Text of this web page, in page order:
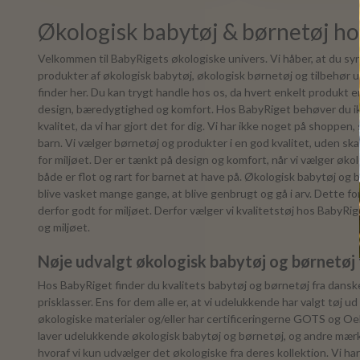
Økologisk babytøj & børnetøj
Velkommen til BabyRigets økologiske univers. Vi håber, at du
produkter af økologisk babytøj, økologisk børnetøj og tilbehør
finder her. Du kan trygt handle hos os, da hvert enkelt produkt
design, bæredygtighed og komfort. Hos BabyRiget behøver du
kvalitet, da vi har gjort det for dig. Vi har ikke noget på shoppen,
barn. Vi vælger børnetøj og produkter i en god kvalitet, uden
for miljøet. Der er tænkt på design og komfort, når vi vælger
både er flot og rart for barnet at have på. Økologisk babytøj og
blive vasket mange gange, at blive genbrugt og gå i arv. Dette
derfor godt for miljøet. Derfor vælger vi kvalitetstøj hos
og miljøet.
Nøje udvalgt økologisk babytøj og
Hos BabyRiget finder du kvalitets babytøj og børnetøj fra
prisklasser. Ens for dem alle er, at vi udelukkende har valgt tøj
økologiske materialer og/eller har certificeringerne GOTS og
laver udelukkende økologisk babytøj og børnetøj, og andre
hvoraf vi kun udvælger det økologiske fra deres kollektion. Vi